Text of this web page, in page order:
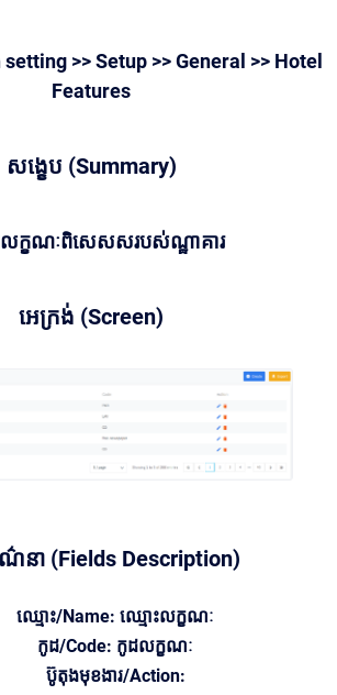
>> Setup >> General >> Hotel
Features
សង្ខេប (Summary)
លក្ខណៈពិសេសសរបស់ណ្ឋាគារ
អេក្រង់ (Screen)
ណ៌នា (Fields Description)
ឈ្មោះ/Name: ឈ្មោះលក្ខណៈ
កូដ/Code: កូដលក្ខណៈ
ប៊ូតុងមុខងារ/Action: